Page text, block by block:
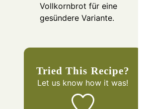
Vollkornbrot für eine
gesündere Variante.
Tried This Recipe?
Let us know how it was!